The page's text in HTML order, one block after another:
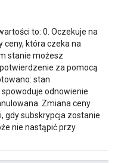
to: 0. Oczekuje na
ceny, która czeka na
stanie możesz
za pomocą
stan
odnowienie
Zmiana ceny
gdy subskrypcja zostanie
nie nastąpić przy